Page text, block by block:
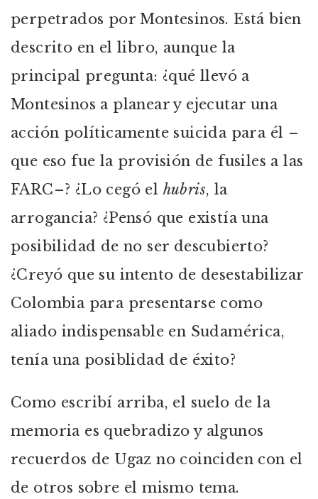
perpetrados por Montesinos. Está bien
descrito en el libro, aunque la
principal pregunta: ¿qué llevó a
Montesinos a planear y ejecutar una
acción políticamente suicida para él –
que eso fue la provisión de fusiles a las
FARC–? ¿Lo cegó el hubris, la
arrogancia? ¿Pensó que existía una
posibilidad de no ser descubierto?
¿Creyó que su intento de desestabilizar
Colombia para presentarse como
aliado indispensable en Sudamérica,
tenía una posiblidad de éxito?
Como escribí arriba, el suelo de la
memoria es quebradizo y algunos
recuerdos de Ugaz no coinciden con el
de otros sobre el mismo tema.